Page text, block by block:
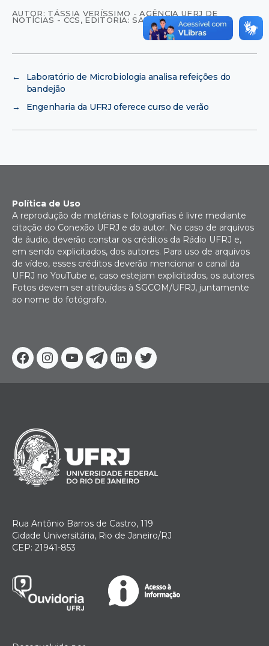
AUTOR: TÁSSIA VERÍSSIMO - AGÊNCIA UFRJ DE
NOTÍCIAS - CCS,EDITORIA: SAÚDE
←
Laboratório de Microbiologia analisa refeições do
bandejão
→
Engenharia da UFRJ oferece curso de verão
Facebook
Instagram
YoutubeTelegram
Linkedin
Twitter
Política de Uso
A reprodução de matérias e fotografias é livre mediante
citação do Conexão UFRJ e do autor. No caso de arquivos
de áudio, deverão constar os créditos da Rádio UFRJ e,
em sendo explicitados, dos autores. Para uso de arquivos
de vídeo, esses créditos deverão mencionar o canal da
UFRJ no YouTube e, caso estejam explicitados, os autores.
Fotos devem ser atribuídas à SGCOM/UFRJ, juntamente
ao nome do fotógrafo.
Rua Antônio Barros de Castro, 119
Cidade Universitária, Rio de Janeiro/RJ
CEP: 21941-853